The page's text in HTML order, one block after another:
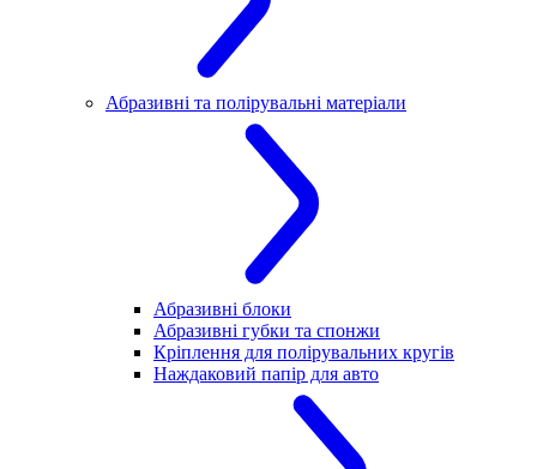
Абразивні та полірувальні матеріали
Абразивні блоки
Абразивні губки та спонжи
Кріплення для полірувальних кругів
Наждаковий папір для авто